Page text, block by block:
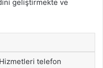
geliştirmekte ve
telefon